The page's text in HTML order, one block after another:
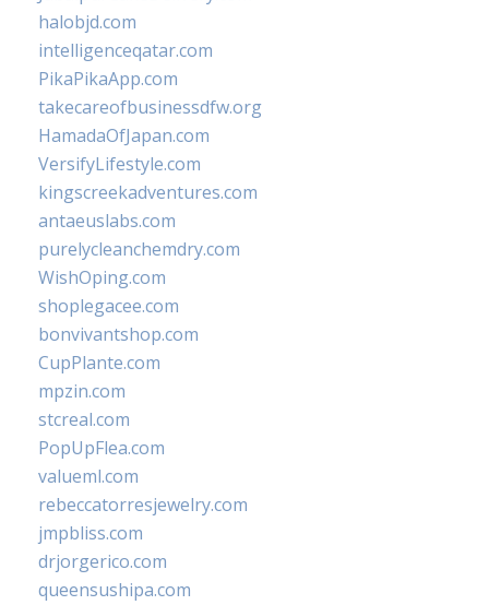
halobjd.com
intelligenceqatar.com
PikaPikaApp.com
takecareofbusinessdfw.org
HamadaOfJapan.com
VersifyLifestyle.com
kingscreekadventures.com
antaeuslabs.com
purelycleanchemdry.com
WishOping.com
shoplegacee.com
bonvivantshop.com
CupPlante.com
mpzin.com
stcreal.com
PopUpFlea.com
valueml.com
rebeccatorresjewelry.com
jmpbliss.com
drjorgerico.com
queensushipa.com